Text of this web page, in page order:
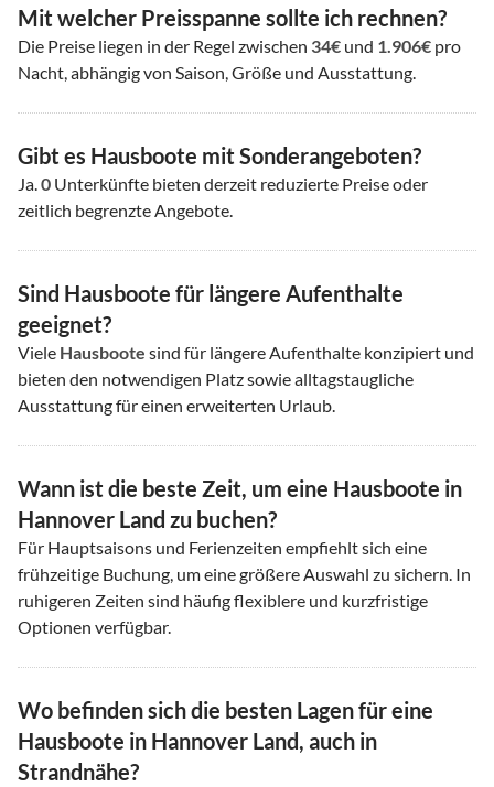
Mit welcher Preisspanne sollte ich rechnen?
Die Preise liegen in der Regel zwischen 34€ und 1.906€ pro
Nacht, abhängig von Saison, Größe und Ausstattung.
Gibt es Hausboote mit Sonderangeboten?
Ja.0 Unterkünfte bieten derzeit reduzierte Preise oder
zeitlich begrenzte Angebote.
Sind Hausboote für längere Aufenthalte
geeignet?
Viele Hausboote sind für längere Aufenthalte konzipiert und
bieten den notwendigen Platz sowie alltagstaugliche
Ausstattung für einen erweiterten Urlaub.
Wann ist die beste Zeit, um eine Hausboote in
Hannover Land zu buchen?
Für Hauptsaisons und Ferienzeiten empfiehlt sich eine
frühzeitige Buchung, um eine größere Auswahl zu sichern. In
ruhigeren Zeiten sind häufig flexiblere und kurzfristige
Optionen verfügbar.
Wo befinden sich die besten Lagen für eine
Hausboote in Hannover Land, auch in
Strandnähe?